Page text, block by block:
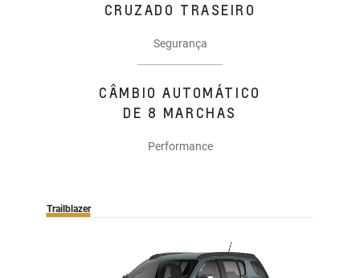
CRUZADO TRASEIRO
Segurança
CÂMBIO AUTOMÁTICO
DE 8 MARCHAS
Performance
Trailblazer